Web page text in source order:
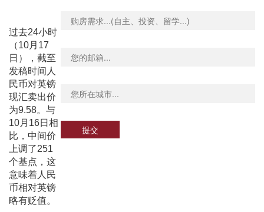
过去24小时
（10月17
日），截至
发稿时间人
民币对英镑
现汇卖出价
为9.58。与
10月16日相
比，中间价
上调了251
个基点，这
意味着人民
币相对英镑
略有贬值。
提交